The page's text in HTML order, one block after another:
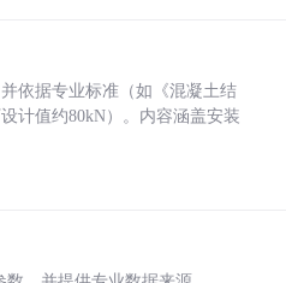
依据专业标准（如《混凝土结
计值约80kN）。内容涵盖安装